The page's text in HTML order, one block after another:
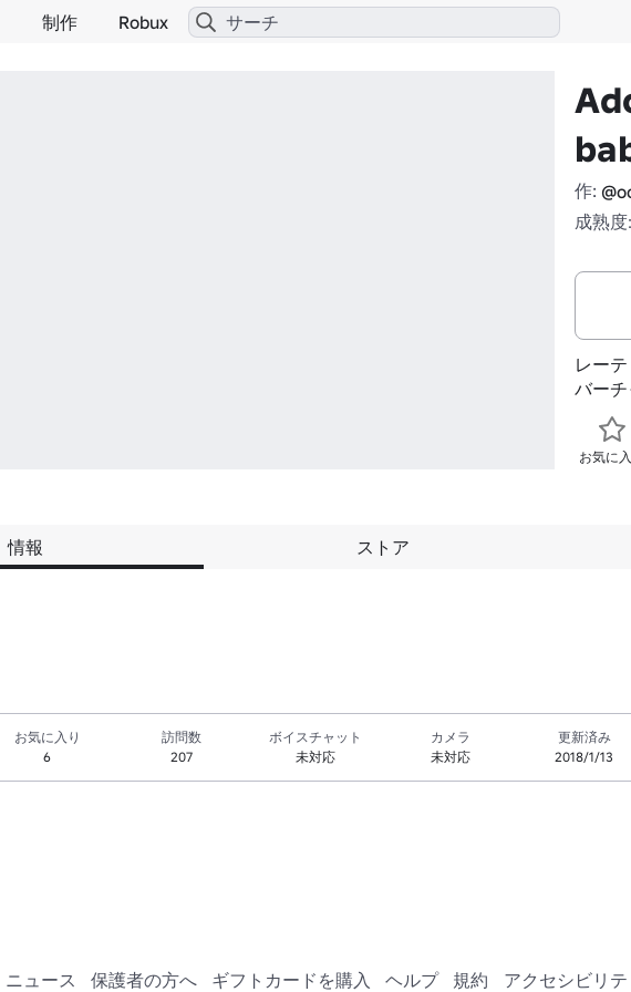
制作 Robux
作:
成熟
レー
バー
お気に
情報 ストア
お気に入り
6
訪問数
207
ボイスチャット
未対応
カメラ
未対応
更新済み
2018/1/13
ニュース 保護者の方へ ギフトカードを購入 ヘルプ 規約 アクセシビリ